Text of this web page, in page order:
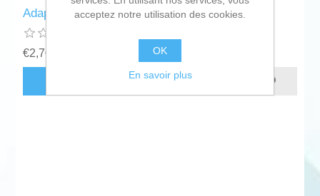
Adaptateur Digitus (Reconditionné A)
€2,70 HT
AJOUTER AU PANIER
acceptez notre utilisation des cookies.
OK
En savoir plus